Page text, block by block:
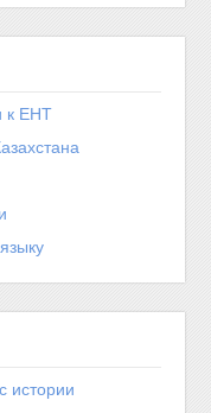
к ЕНТ
истории